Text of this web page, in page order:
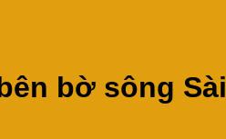
bờ sông Sài